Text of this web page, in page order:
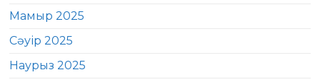
Мамыр 2025
Сәуір 2025
Наурыз 2025